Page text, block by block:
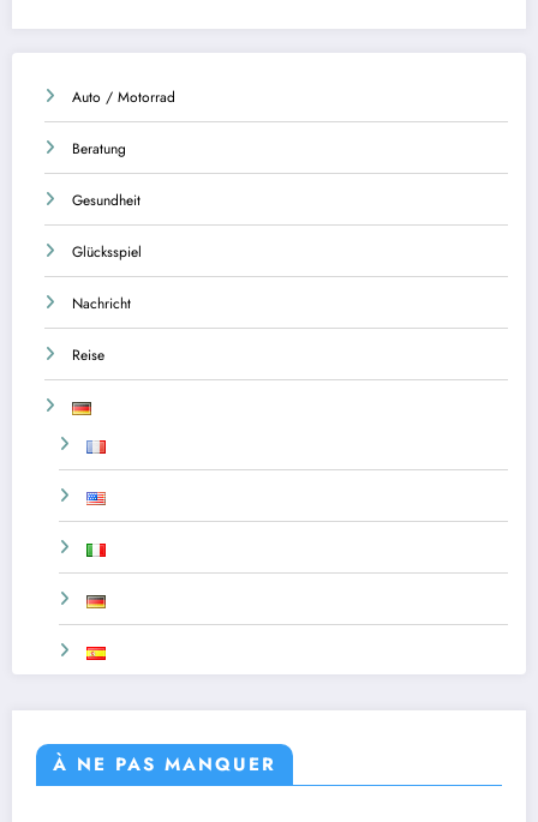
Auto / Motorrad
Beratung
Gesundheit
Glücksspiel
Nachricht
Reise
À NE PAS MANQUER